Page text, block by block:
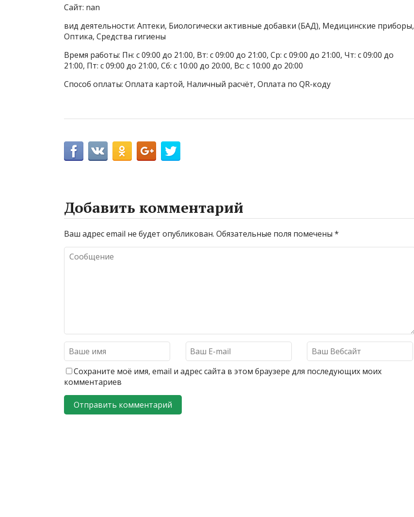
Сайт: nan
вид деятельности: Аптеки, Биологически активные добавки (БАД), Медицинские приборы,
Оптика, Средства гигиены
Время работы: Пн: с 09:00 до 21:00, Вт: с 09:00 до 21:00, Ср: с 09:00 до 21:00, Чт: с 09:00 до
21:00, Пт: с 09:00 до 21:00, Сб: с 10:00 до 20:00, Вс: с 10:00 до 20:00
Способ оплаты: Оплата картой, Наличный расчёт, Оплата по QR-коду
Добавить комментарий
Ваш адрес email не будет опубликован. Обязательные поля помечены *
Сохраните моё имя, email и адрес сайта в этом браузере для последующих моих
комментариев